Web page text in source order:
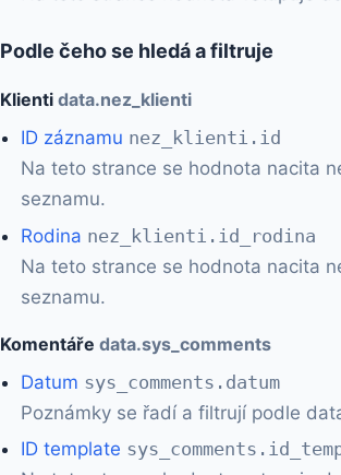
Podle čeho se hledá a filtruje
Klienti data.nez_klienti
ID záznamu nez_klienti.id
Na teto strance se hodnota nacita
seznamu.
Rodina nez_klienti.id_rodina
Na teto strance se hodnota nacita
seznamu.
Komentáře data.sys_comments
Datum sys_comments.datum
Poznámky se řadí a filtrují podle
ID template